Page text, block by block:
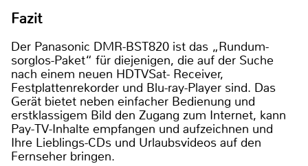
Fazit
Der Panasonic DMR-BST820 ist das „Rundum-
sorglos-Paket“ für diejenigen, die auf der Suche
nach einem neuen HDTVSat- Receiver,
Festplattenrekorder und Blu-ray-Player sind. Das
Gerät bietet neben einfacher Bedienung und
erstklassigem Bild den Zugang zum Internet, kann
Pay-TV-Inhalte empfangen und aufzeichnen und
Ihre Lieblings-CDs und Urlaubsvideos auf den
Fernseher bringen.